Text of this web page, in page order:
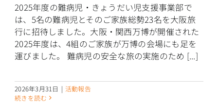
2025年度の難病児・きょうだい児支援事業部で
は、5名の難病児とそのご家族総勢23名を大阪旅
行に招待しました。大阪・関西万博が開催された
2025年度は、4組のご家族が万博の会場にも足を
運びました。 難病児の安全な旅の実施のため [...]
2026年3月31日 | 活動報告
続きを読む